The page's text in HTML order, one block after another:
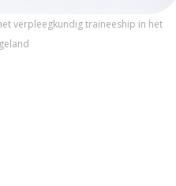
verpleegkundig traineeship in het